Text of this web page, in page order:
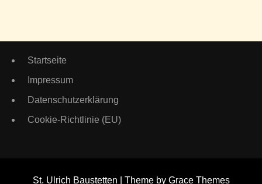
Startseite
Impressum
Datenschutzerklärung
Cookie-Richtlinie (EU)
St. Ulrich Baustetten | Theme by Grace Themes